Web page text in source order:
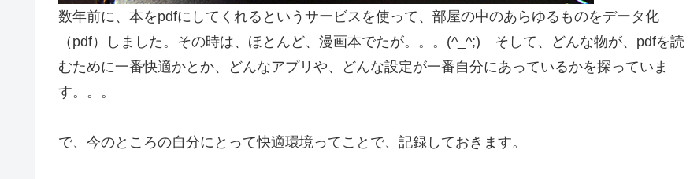
数年前に、本をpdfにしてくれるというサービスを使って、部屋の中のあらゆるものをデータ化
（pdf）しました。その時は、ほとんど、漫画本でたが。。。(^_^;) そして、どんな物が、pdfを読
むために一番快適かとか、どんなアプリや、どんな設定が一番自分にあっているかを探っていま
す。。。
で、今のところの自分にとって快適環境ってことで、記録しておきます。